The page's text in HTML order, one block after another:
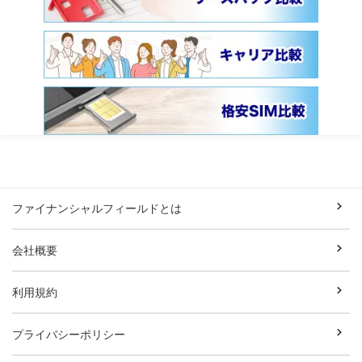
ファイナンシャルフィールドとは
会社概要
利用規約
プライバシーポリシー